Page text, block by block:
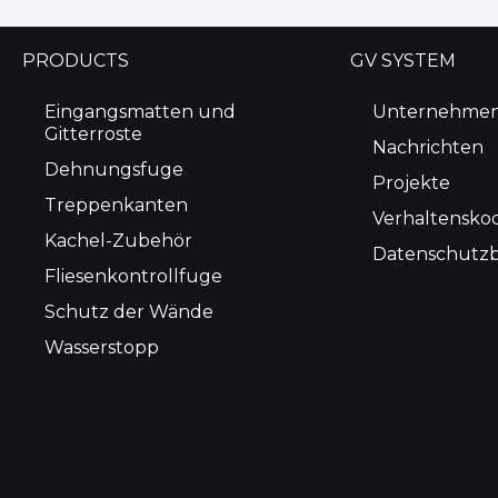
PRODUCTS
Eingangsmatten und
Gitterroste
Dehnungsfuge
Treppenkanten
Kachel-Zubehör
Fliesenkontrollfuge
Schutz der Wände
Wasserstopp
GV SYSTEM
Nachrichten
Projekte